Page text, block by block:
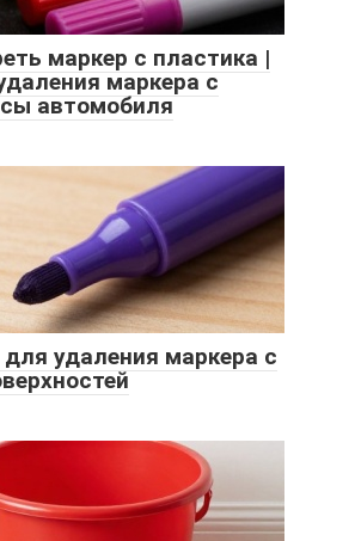
маркер с пластика |
маркера с
автомобиля
удаления маркера с